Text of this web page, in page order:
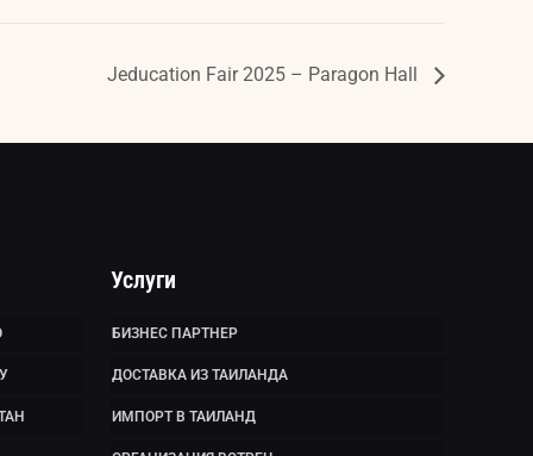
Jeducation Fair 2025 – Paragon Hall
Услуги
БИЗНЕС ПАРТНЕР
ДОСТАВКА ИЗ ТАИЛАНДА
ИМПОРТ В ТАИЛАНД